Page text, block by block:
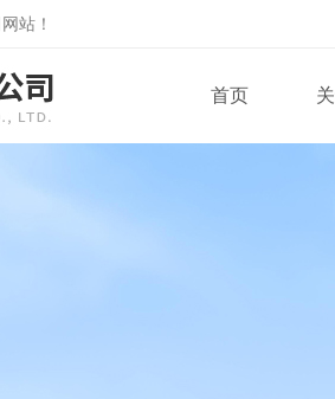
网站！
首页